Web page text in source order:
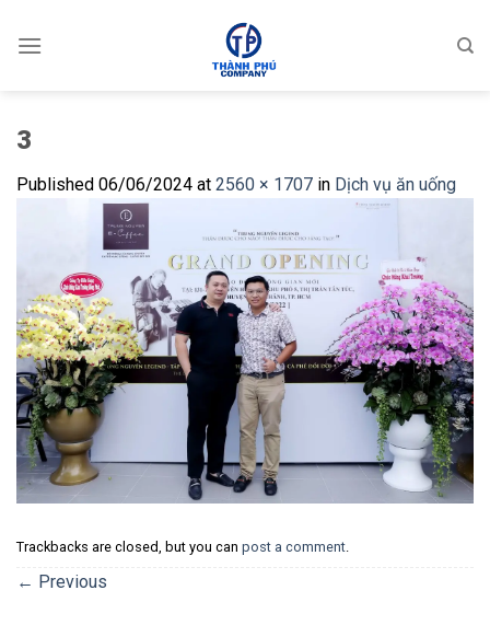
3
Published 06/06/2024 at 2560 × 1707 in Dịch vụ ăn uống
Trackbacks are closed, but you can post a comment.
← Previous